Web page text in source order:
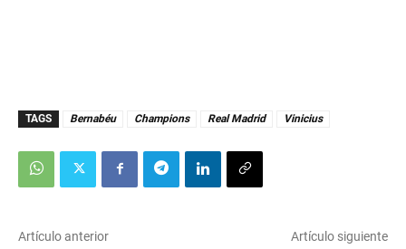
TAGS Bernabéu Champions Real Madrid Vinicius
Artículo anterior Artículo siguiente